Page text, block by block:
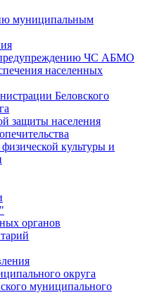
муниципальным
ЧС АБМО
населенных
Беловского
защиты населения
культуры и
органов
округа
муниципального